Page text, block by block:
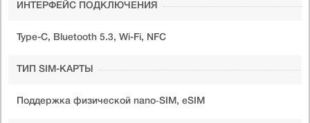
ИНТЕРФЕЙС ПОДКЛЮЧЕНИЯ
Type-C, Bluetooth 5.3, Wi-Fi, NFC
ТИП SIM-КАРТЫ
Поддержка физической nano‑SIM, eSIM